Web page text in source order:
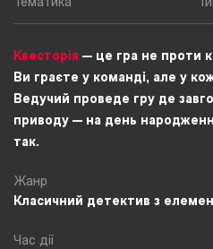
Тематика
Квесторія — це гра не проти
Ви граєте у команді, але у
Ведучий проведе гру де
приводу — на день
так.
Жанр
Класичний детектив з
Час дії